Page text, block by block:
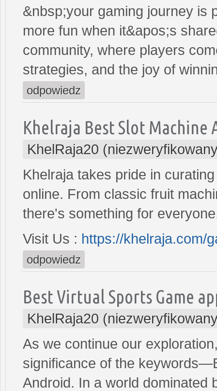
&nbsp;your gaming journey is
more fun when it&apos;s
community, where players
strategies, and the joy of
odpowiedz
Khelraja Best Slot Machine
KhelRaja20
Khelraja takes pride in
online. From classic fruit
there's something for
Visit Us : https://khelraja.com/
odpowiedz
Best Virtual Sports Game
KhelRaja20
As we continue our
significance of the
Android. In a world dominated